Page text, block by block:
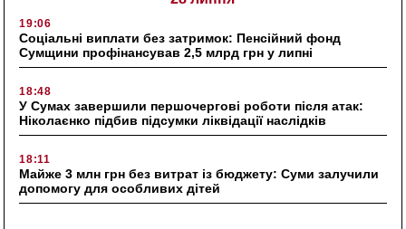
19:06
Соціальні виплати без затримок: Пенсійний фонд
Сумщини профінансував 2,5 млрд грн у липні
18:48
У Сумах завершили першочергові роботи після атак:
Ніколаєнко підбив підсумки ліквідації наслідків
18:11
Майже 3 млн грн без витрат із бюджету: Суми залучили
допомогу для особливих дітей